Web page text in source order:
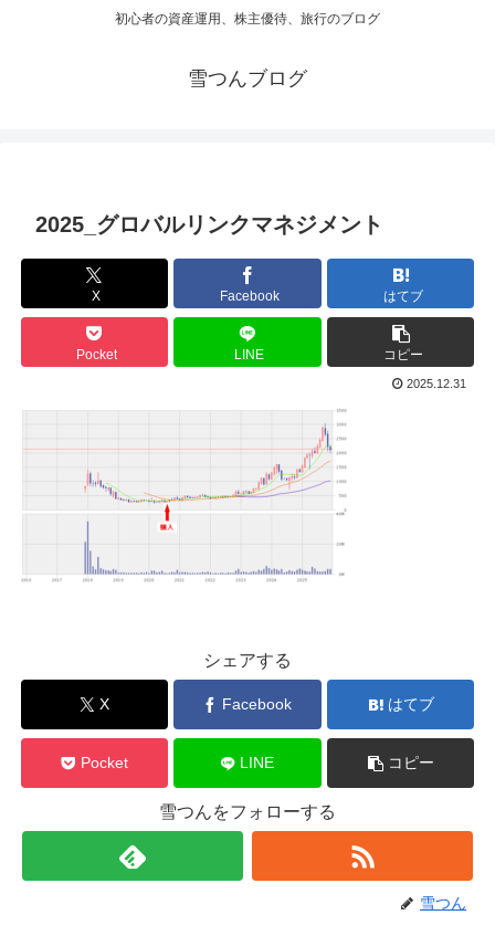
初心者の資産運用、株主優待、旅行のブログ
雪つんブログ
2025_グロバルリンクマネジメント
X Facebook はてブ
Pocket LINE コピー
2025.12.31
シェアする
X Facebook はてブ
Pocket LINE コピー
雪つんをフォローする
雪つん